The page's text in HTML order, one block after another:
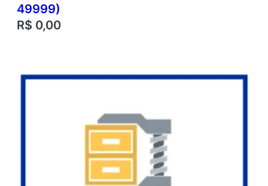
49999)
R$ 0,00